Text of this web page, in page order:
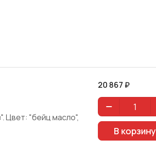
Цвет: "бейц масло",
20 867 ₽
В корзину